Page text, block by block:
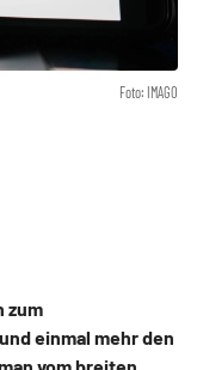
Foto: IMAGO
zum
einmal mehr den